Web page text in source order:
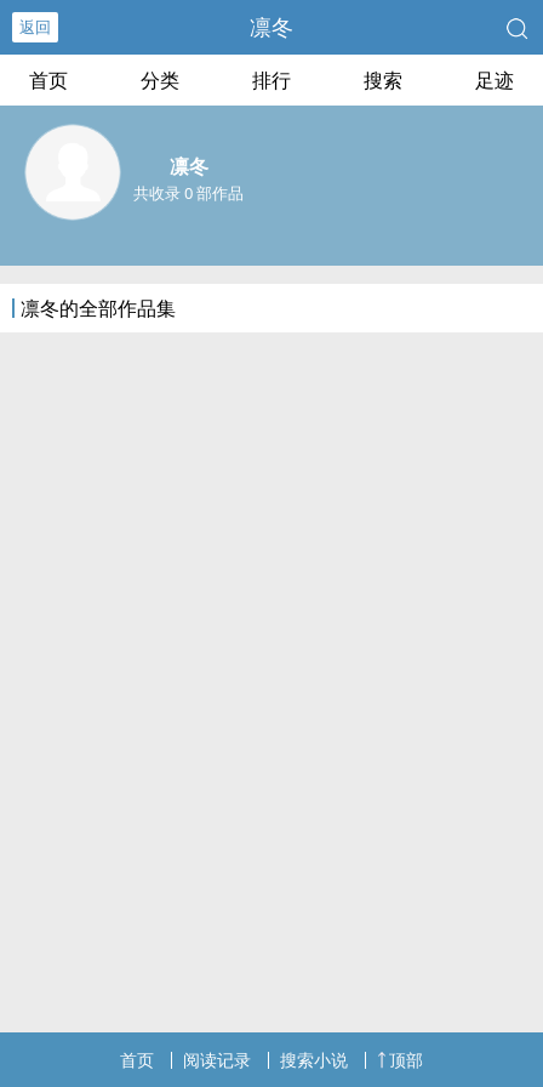
返回 凛冬
首页 分类 排行 搜索 足迹
凛冬
共收录 0 部作品
凛冬的全部作品集
首页 阅读记录 搜索小说 顶部